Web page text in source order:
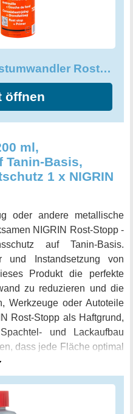
Brunox 2X Epoxy Rostumwandler Rostschutz Roststopp Grundierung
öffnen
ml,
Tanin-Basis,
1 x NIGRIN
oder andere metallische
NIGRIN Rost-Stopp -
auf Tanin-Basis.
und Instandsetzung von
Produkt die perfekte
zu reduzieren und die
Werkzeuge oder Autoteile
Rost-Stopp als Haftgrund,
und Lackaufbau
dass jede Fläche optimal
jeden Rost und
und dauerhaft. Ein
das für eine Fläche von ca.
Rost-Stopp erhalten